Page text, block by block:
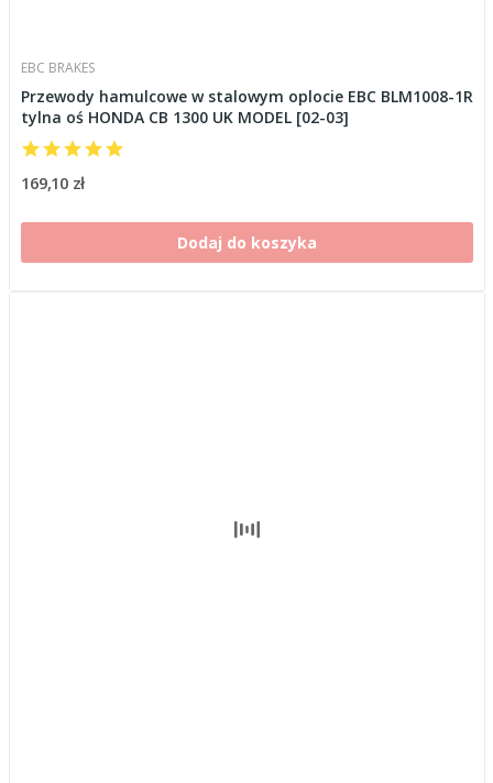
EBC BRAKES
Przewody hamulcowe w stalowym oplocie EBC BLM1008-1R
tylna oś HONDA CB 1300 UK MODEL [02-03]
169,10 zł
Dodaj do koszyka